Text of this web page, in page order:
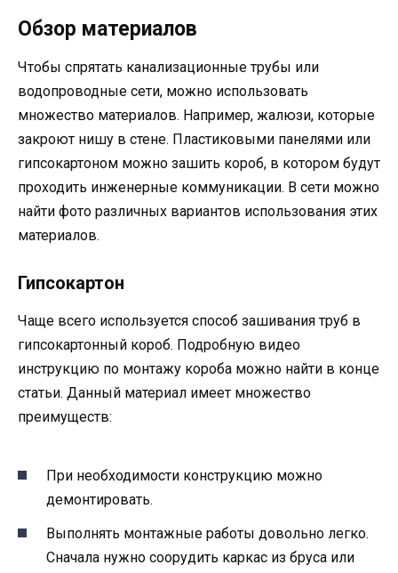
Обзор материалов
Чтобы спрятать канализационные трубы или
водопроводные сети, можно использовать
множество материалов. Например, жалюзи, которые
закроют нишу в стене. Пластиковыми панелями или
гипсокартоном можно зашить короб, в котором будут
проходить инженерные коммуникации. В сети можно
найти фото различных вариантов использования этих
материалов.
Гипсокартон
Чаще всего используется способ зашивания труб в
гипсокартонный короб. Подробную видео
инструкцию по монтажу короба можно найти в конце
статьи. Данный материал имеет множество
преимуществ:
При необходимости конструкцию можно
демонтировать.
Выполнять монтажные работы довольно легко.
Сначала нужно соорудить каркас из бруса или